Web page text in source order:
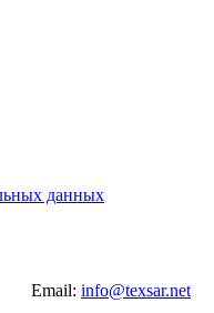
данных
Email: info@texsar.net